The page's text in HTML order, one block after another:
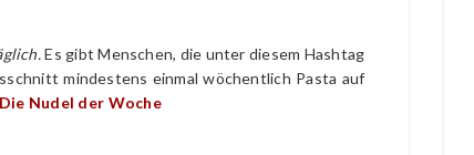
Es gibt Menschen, die unter diesem Hashtag
mindestens einmal wöchentlich Pasta auf
Die Nudel der Woche